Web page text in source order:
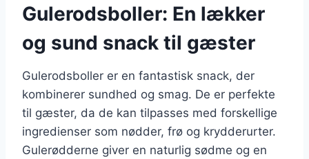
Gulerodsboller: En lækker
og sund snack til gæster
Gulerodsboller er en fantastisk snack, der
kombinerer sundhed og smag. De er perfekte
til gæster, da de kan tilpasses med forskellige
ingredienser som nødder, frø og krydderurter.
Gulerødderne giver en naturlig sødme og en